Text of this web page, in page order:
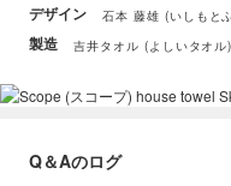
デザイン 石本 藤雄 (いしもと
製造 吉井タオル (よしいタオル)
Q＆Aのログ